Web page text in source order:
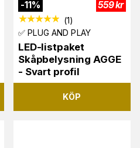
-11% 559kr
(1)
✅ PLUG AND PLAY
LED-listpaket
Skåpbelysning AGGE
- Svart profil
KÖP